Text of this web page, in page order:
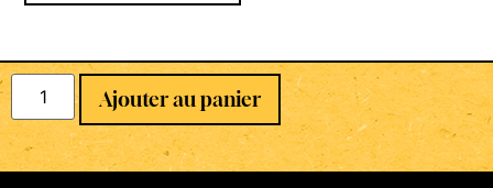
Ajouter au panier